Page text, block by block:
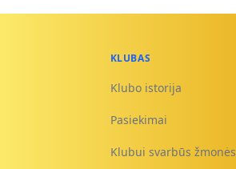
KLUBAS
Klubo istorija
Pasiekimai
Klubui svarbūs žmonės